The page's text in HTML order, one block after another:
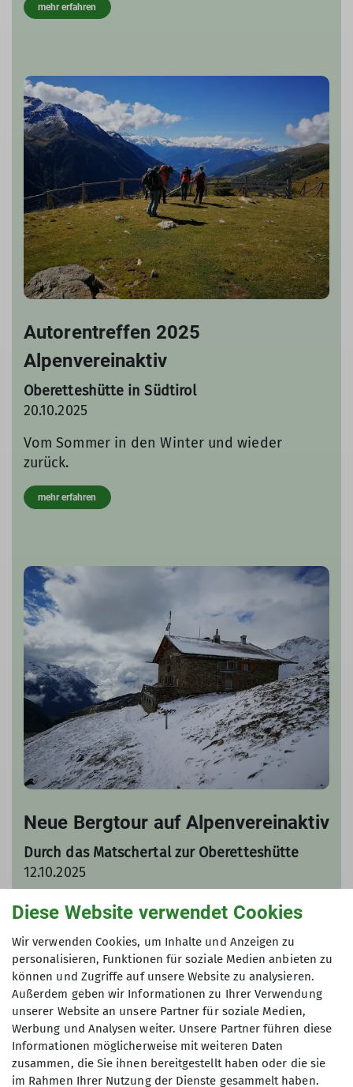
mehr erfahren
Autorentreffen 2025
Alpenvereinaktiv
Oberetteshütte in Südtirol
20.10.2025
Vom Sommer in den Winter und wieder
zurück.
mehr erfahren
Neue Bergtour auf Alpenvereinaktiv
Durch das Matschertal zur Oberetteshütte
12.10.2025
Unsere DAV Autoren haben eine neue
Bergtour auf Alpenvereinaktiv veröffentlicht.
Diesmal eine Bergtour aus dem Sommer in
den Winter zur Oberetteshütte im Vinschgau.
mehr erfahren
Diese Website verwendet Cookies
Wir verwenden Cookies, um Inhalte und Anzeigen zu
personalisieren, Funktionen für soziale Medien anbieten zu
können und Zugriffe auf unsere Website zu analysieren.
Außerdem geben wir Informationen zu Ihrer Verwendung
unserer Website an unsere Partner für soziale Medien,
Werbung und Analysen weiter. Unsere Partner führen diese
Informationen möglicherweise mit weiteren Daten
zusammen, die Sie ihnen bereitgestellt haben oder die sie
im Rahmen Ihrer Nutzung der Dienste gesammelt haben.